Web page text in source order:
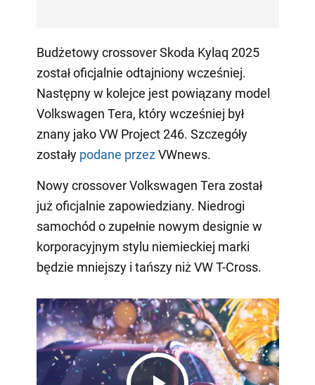
Budżetowy crossover Skoda Kylaq 2025
został oficjalnie odtajniony wcześniej.
Następny w kolejce jest powiązany model
Volkswagen Tera, który wcześniej był
znany jako VW Project 246. Szczegóły
zostały podane przezVWnews.
Nowy crossover Volkswagen Tera został
już oficjalnie zapowiedziany. Niedrogi
samochód o zupełnie nowym designie w
korporacyjnym stylu niemieckiej marki
będzie mniejszy i tańszy niż VW T-Cross.